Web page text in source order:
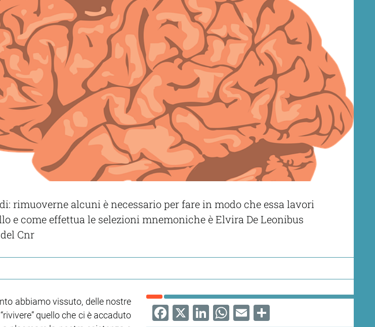
rimuoverne alcuni è necessario per fare in modo che essa lavori
e come effettua le selezioni mnemoniche è Elvira De Leonibus
Cnr
abbiamo vissuto, delle nostre
quello che ci è accaduto